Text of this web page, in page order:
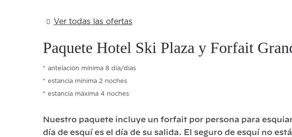
Ver todas las ofertas
Paquete Hotel Ski Plaza y Forfait
antelación mínima 8 día/días
estancia mínima 2 noches
estancia máxima 4 noches
Nuestro paquete incluye un forfait por persona para
día de esquí es el día de su salida. El seguro de esquí no